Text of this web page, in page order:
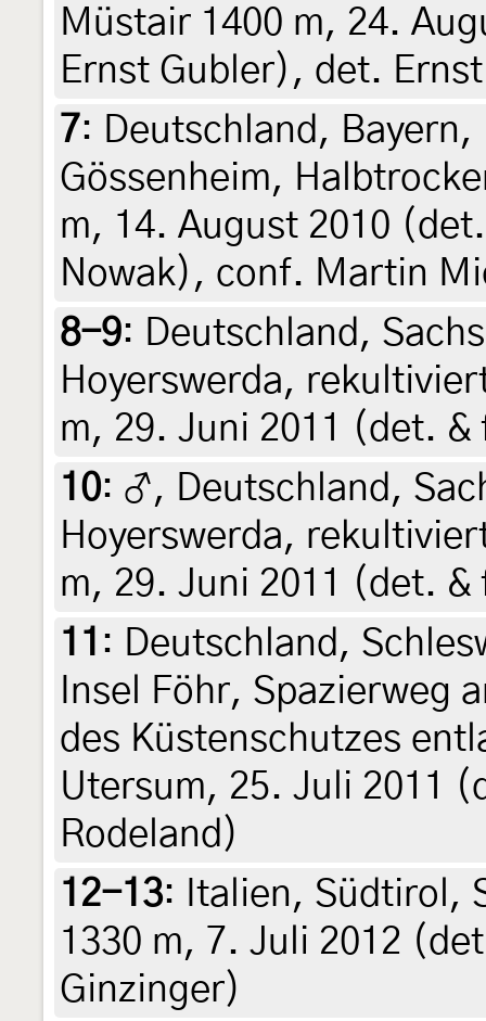
Müstair 1400 m, 24.
Ernst Gubler), det.
7: Deutschland,
Gössenheim,
m, 14. August 2010
Nowak), conf. Martin
8-9: Deutschland,
Hoyerswerda,
m, 29. Juni 2011 (det.
10: ♂, Deutschland,
Hoyerswerda,
m, 29. Juni 2011 (det.
11 : Deutschland,
Insel Föhr, Spazierweg
des Küstenschutzes
Utersum, 25. Juli 2011
Rodeland)
12-13:
Italien, Südtirol,
1330 m, 7. Juli 2012
Ginzinger)